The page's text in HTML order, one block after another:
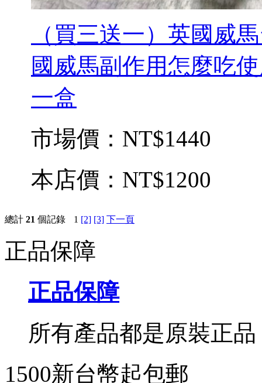
（買三送一）英國威
國威馬副作用怎麼吃
一盒
市場價： NT$1440
本店價： NT$1200
總計 21 個記錄 1 [2] [3] 下一頁
正品保障
正品保障
所有產品都是原裝正品
1500新台幣起包郵